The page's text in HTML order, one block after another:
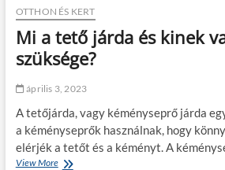
s
o
k
s
e
é
z
s
é
OTTHON ÉS KERT
Mi a tető járda és kinek
szüksége?
április 3, 2023
A tetőjárda, vagy kéményseprő járda
a kéményseprők használnak, hogy
elérjék a tetőt és a kéményt. A
View MoreM